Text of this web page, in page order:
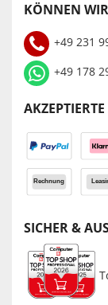
KÖNNEN
+49 231
+49 178
SICHER &